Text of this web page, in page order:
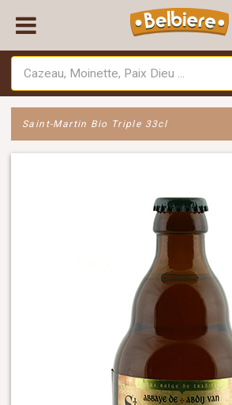
Saint-Martin Bio Triple 33cl